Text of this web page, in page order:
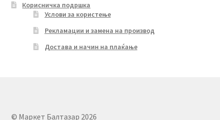
Корисничка подршка
Услови за користење
Рекламации и замена на производ
Достава и начин на плаќање
© Маркет Балтазар 2026